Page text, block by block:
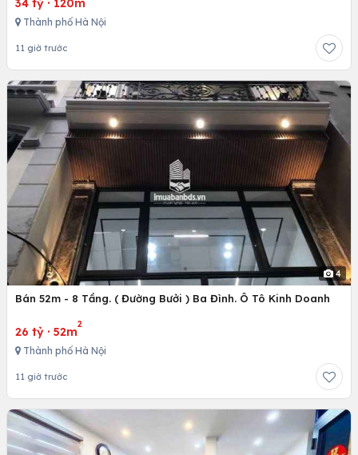
34 tỷ · 120m
Thành phố Hà Nội
11 giờ trước
4
Bán 52m - 8 Tầng. ( Đường Bưởi ) Ba Đình. Ô Tô Kinh Doanh
26 tỷ · 52m
2
Thành phố Hà Nội
11 giờ trước